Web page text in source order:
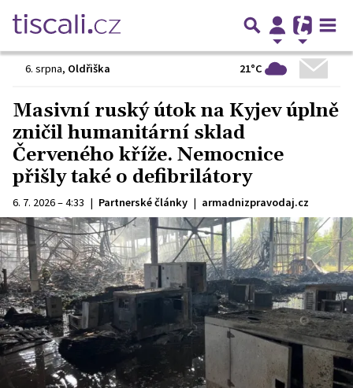
6. srpna, Oldřiška 21°C
Masivní ruský útok na Kyjev úplně
zničil humanitární sklad
Červeného kříže. Nemocnice
přišly také o defibrilátory
6. 7. 2026 – 4:33 | Partnerské články | armadnizpravodaj.cz